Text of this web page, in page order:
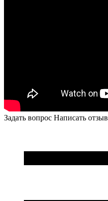
Задать вопрос Написать отзыв